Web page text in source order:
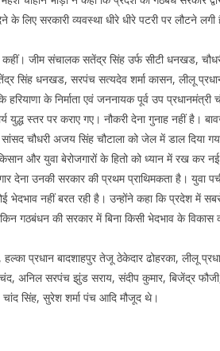
के लिए सरकारी व्यवस्था धीरे धीरे पटरी पर लौटने
जीम संचालक सतेंद्र सिंह उर्फ सीटी धनखड,
सिंह धनखड, सरपंच सत्यदेव शर्मा कासन, लीलू
के निर्माता एवं जननायक पूर्व उप प्रधानमंत्री
युद्ध स्तर पर कराए गए। नौकरी देना गुनाह नहीं है।
चौधरी अजय सिंह चौटाला को जेल में डाल दिया
और युवा बेरोजगारों के हितो को ध्यान में रख कर
उनकी सरकार की प्रथम प्राथिमकता है। युवा
नहीं बरत रही है। उन्होंने कहा कि प्रदेश में
गठबंधन की सरकार में बिना किसी भेदभाव के विकास
प्रधान बादशाहपुर तेजू ठेकेदार ढोहरका, लीलू
अनिल सरपंच झुंड सराय, संदीप कुमार, बिजेंद्र
सिंह, सुरेश शर्मा पंच आदि मौजूद थे।